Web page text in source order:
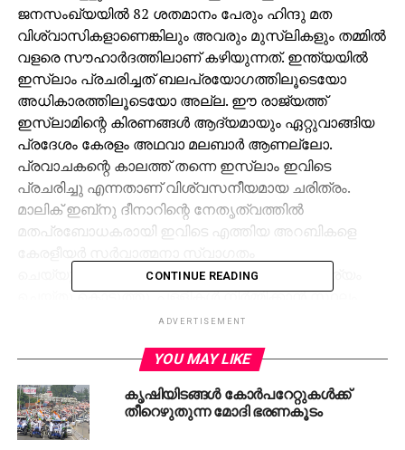
ജനസംഖ്യയില്‍ 82 ശതമാനം പേരും ഹിന്ദു മത
വിശ്വാസികളാണെങ്കിലും അവരും മുസ്‌ലികളും തമ്മില്‍
വളരെ സൗഹാര്‍ദത്തിലാണ് കഴിയുന്നത്. ഇന്ത്യയില്‍
ഇസ്‌ലാം പ്രചരിച്ചത് ബലപ്രയോഗത്തിലൂടെയോ
അധികാരത്തിലൂടെയോ അല്ല. ഈ രാജ്യത്ത്
ഇസ്‌ലാമിന്റെ കിരണങ്ങള്‍ ആദ്യമായും ഏറ്റുവാങ്ങിയ
പ്രദേശം കേരളം അഥവാ മലബാര്‍ ആണല്ലോ.
പ്രവാചകന്റെ കാലത്ത് തന്നെ ഇസ്‌ലാം ഇവിടെ
പ്രചരിച്ചു എന്നതാണ് വിശ്വസനീയമായ ചരിത്രം.
മാലിക് ഇബ്‌നു ദീനാറിന്റെ നേതൃത്വത്തില്‍
മതപ്രബോധകരായി ഇവിടെ എത്തിയ അറബികളെ
ചെയ്യുകയായിരുന്നു. അവര്‍ക്ക് താമസ സൗകര്യം
ചെയ്തു കൊടുത്തു. പള്ളികള്‍ നിര്‍മ്മിക്കാന്‍ സ്ഥലം
നല്‍കി. ഒരു സംഭവത്തെ തുടര്‍ന്നാണ് ഇന്ത്യയില്‍
അവിടുത്തെ രാജാവ് ഭര്‍ത്താക്കന്‍മാരുടെ
മരണത്തെതുടര്‍ന്ന് വിധവകളായിത്തീര്‍ന്ന സ്ത്രീകളെ
അന്നത്തെ മുസ്‌ലിം ഭരണത്തിലെ ഗവര്‍ണറായിരുന്ന
ഹജ്ജാജിന്റെ അടുത്തേക്കയച്ചു. അവര്‍ സഞ്ചരിച്ച
CONTINUE READING
ADVERTISEMENT
YOU MAY LIKE
കൃഷിയിടങ്ങള്‍ കോര്‍പറേറ്റുകള്‍ക്ക്
തീറെഴുതുന്ന മോദി ഭരണകൂടം